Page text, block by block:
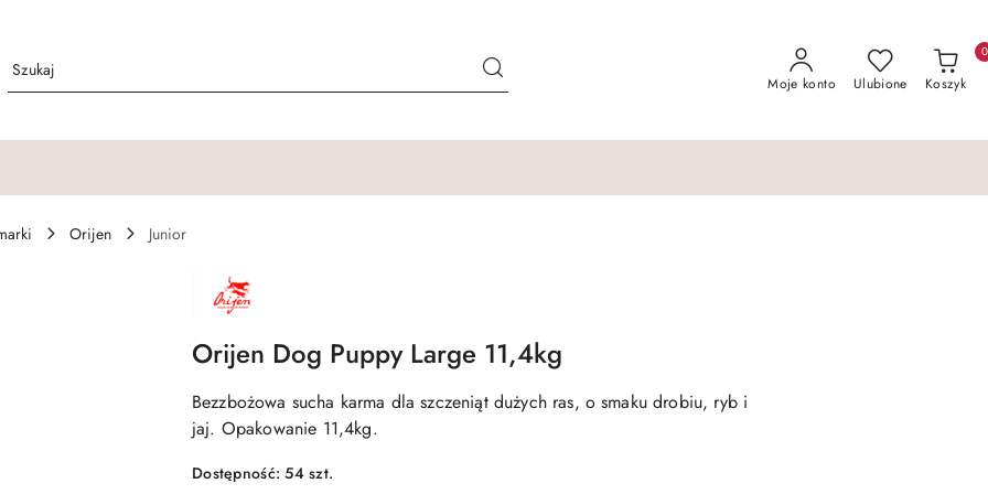
Moje konto Ulubione Koszyk
0
Orijen
Junior
NAZWA
PRODUCENTA:
ORIJEN
Orijen Dog Puppy Large 11,4kg
Bezzbożowa sucha karma dla szczeniąt dużych ras, o smaku drobiu, ryb i
jaj. Opakowanie 11,4kg.
Dostępność:54szt.